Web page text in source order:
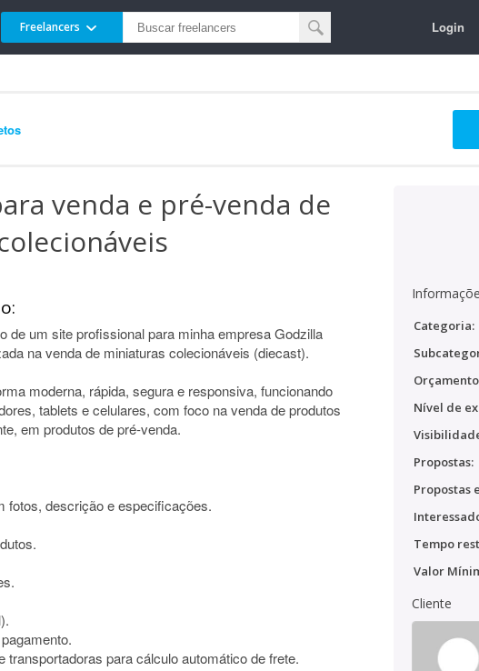
Freelancers Login
venda e pré-venda de
de um site profissional para minha empresa Godzilla
na venda de miniaturas colecionáveis (diecast).
moderna, rápida, segura e responsiva, funcionando
tablets e celulares, com foco na venda de produtos
em produtos de pré-venda.
fotos, descrição e especificações.
transportadoras para cálculo automático de frete.
Categoria:
Nível de
Propostas:
Propostas
Tempo
Valor
Cliente